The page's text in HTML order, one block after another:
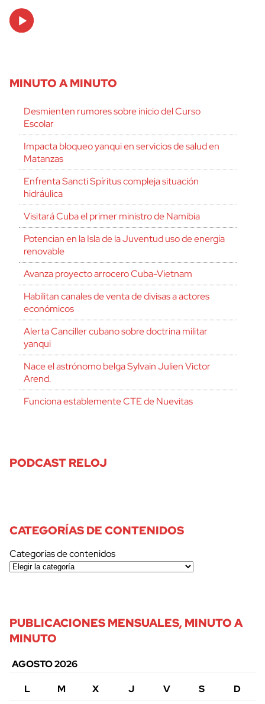
Audio
Player
MINUTO A MINUTO
Desmienten rumores sobre inicio del Curso
Escolar
Impacta bloqueo yanqui en servicios de salud en
Matanzas
Enfrenta Sancti Spíritus compleja situación
hidráulica
Visitará Cuba el primer ministro de Namibia
Potencian en la Isla de la Juventud uso de energía
renovable
Avanza proyecto arrocero Cuba-Vietnam
Habilitan canales de venta de divisas a actores
económicos
Alerta Canciller cubano sobre doctrina militar
yanqui
Nace el astrónomo belga Sylvain Julien Victor
Arend.
Funciona establemente CTE de Nuevitas
PODCAST RELOJ
CATEGORÍAS DE CONTENIDOS
Categorías de contenidos
PUBLICACIONES MENSUALES, MINUTO A
MINUTO
AGOSTO 2026
L
M X J V S
D